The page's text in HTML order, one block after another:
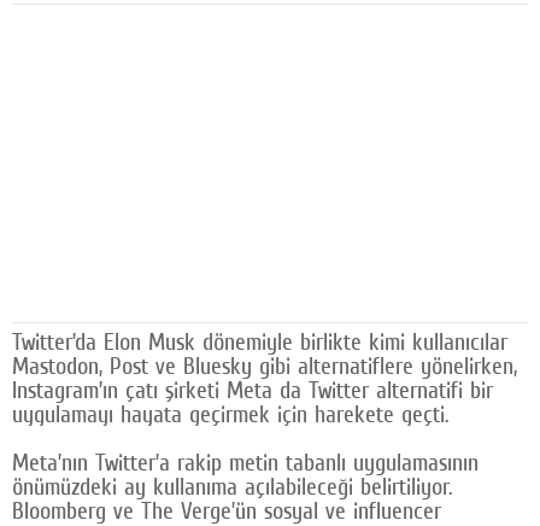
Yazarlar
Künye
SOSYAL MEDYA
Facebook
Twitter
Twitter’da Elon Musk dönemiyle birlikte kimi kullanıcılar
Mastodon, Post ve Bluesky gibi alternatiflere yönelirken,
Instagram’ın çatı şirketi Meta da Twitter alternatifi bir
uygulamayı hayata geçirmek için harekete geçti.
Meta’nın Twitter’a rakip metin tabanlı uygulamasının
önümüzdeki ay kullanıma açılabileceği belirtiliyor.
Bloomberg ve The Verge’ün sosyal ve influencer